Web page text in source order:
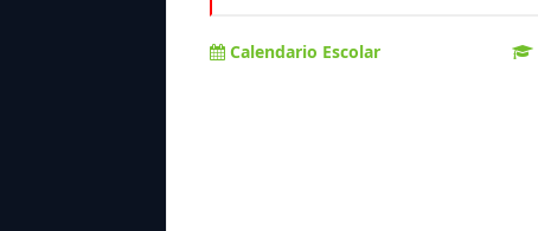
Calendario Escolar